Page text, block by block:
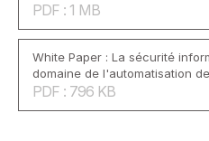
PDF : 1 MB
White Paper : La sécurité
domaine de l'automatisation
PDF : 796 KB